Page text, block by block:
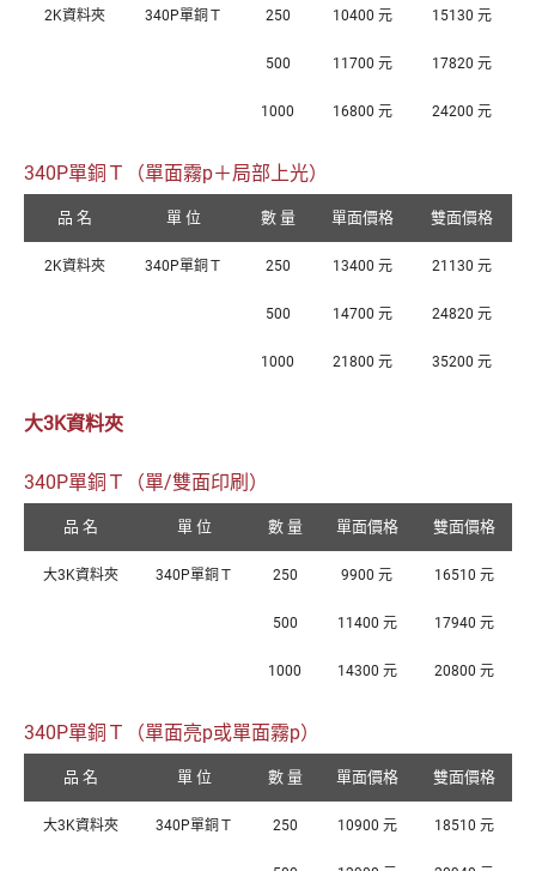
2K資料夾 340P單銅Ｔ 250 10400 元 15130 元
500 11700 元 17820 元
1000 16800 元 24200 元
340P單銅Ｔ（單面霧p＋局部上光）
品 名 單 位 數 量 單面價格 雙面價格
2K資料夾 340P單銅Ｔ 250 13400 元 21130 元
500 14700 元 24820 元
1000 21800 元 35200 元
大3K資料夾
340P單銅Ｔ（單/雙面印刷）
品 名 單 位 數 量 單面價格 雙面價格
大3K資料夾 340P單銅Ｔ 250 9900 元 16510 元
500 11400 元 17940 元
1000 14300 元 20800 元
340P單銅Ｔ（單面亮p或單面霧p）
品 名 單 位 數 量 單面價格 雙面價格
大3K資料夾 340P單銅Ｔ 250 10900 元 18510 元